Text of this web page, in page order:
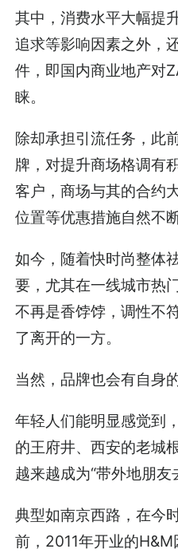
其中，消费水平大幅提
追求等影响因素之外，
件，即国内商业地产对
睐。
除却承担引流任务，此
牌，对提升商场格调有
客户，商场与其的合约
位置等优惠措施自然不断
如今，随着快时尚整体
要，尤其在一线城市热
不再是香饽饽，调性不
了离开的一方。
当然，品牌也会有自身
年轻人们能明显感觉到
的王府井、西安的老城
越来越成为“带外地朋友
典型如南京西路，在今
前，2011年开业的